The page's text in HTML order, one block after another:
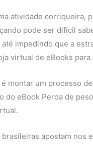
atividade corriqueira,
pode ser difícil
impedindo que a
virtual de eBooks
montar um processo
do eBook Perda de
apostam nos